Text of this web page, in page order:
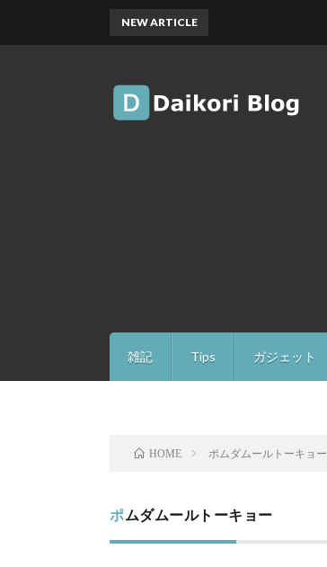
雑記 Tips ガジェット
NEW ARTICLE
HOME ポムダムールトーキョー
ポムダムールトーキョー